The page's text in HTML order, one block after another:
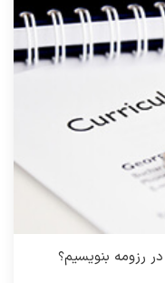
رزومه بنویسیم؟